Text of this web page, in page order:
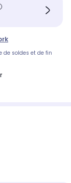
de soldes et de fin